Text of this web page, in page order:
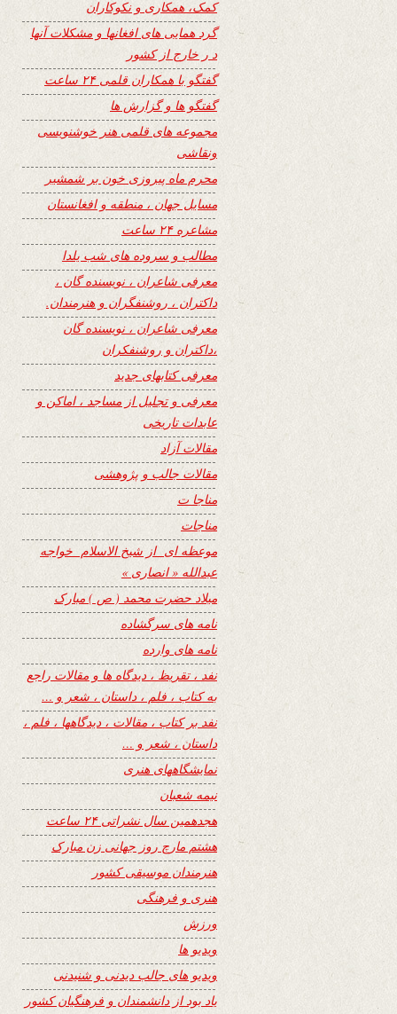
کمک، همکاری و نکوکاران
گرد همایی های افغانها و مشکلات آنها
د ر خارج از کشور
گفتگو با همکاران قلمی ۲۴ ساعت
گفتگو ها و گزارش ها
مجموعه های قلمی هنر خوشنویسی
ونقاشی
محرم ماه پیروزی خون بر شمشیر
مسایل جهان ، منطقه و افغانستان
مشاعره ۲۴ ساعت
مطالب و سروده های شب یلدا
معرفی شاعران ، نویسنده گان ،
داکتران ، روشنفگران و هنرمندان.
معرفی شاعران ، نویسنده گان
،داکتران و روشنفکران
معرفی کتابهای جدید
معرفی و تجلیل از مساجد ، اماکن و
عابدات تاریخی
مقالات آزاد
مقالات جالب و پژوهشی
مناجا ت
مناجات
موعظه ای از شیخ الاسلام خواجه
عبدالله « انصاری »
میلاد حضرت محمد ( ص ) مبارک
نامه های سرگشاده
نامه های وارده
نفد ، تقریظ ، دیدگاه ها و مقالات راجع
به کتاب ، فلم ، داستان ، شعر و …
نفد بر کتاب ، مقالات ، دیدگاهها ، فلم ،
داستان ، شعر و …
نمایشگاههای هنری
نیمه شعبان
هجدهمین سال نشراتی ۲۴ ساعت
هشتم مارچ روز جهانی زن مبارک
هنرمندان موسیقی کشور
هنری و فرهنگی
ورزش
ویدیو ها
ویدیو های جالب دیدنی و شنیدنی
یاد بود از دانشمندان و فرهنگیان کشور